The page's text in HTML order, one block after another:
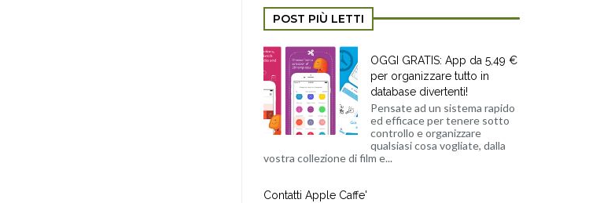
POST PIÙ LETTI
OGGI GRATIS: App da 5,49 €
per organizzare tutto in
database divertenti!
Pensate ad un sistema rapido
ed efficace per tenere sotto
controllo e organizzare
qualsiasi cosa vogliate, dalla
vostra collezione di film e...
Contatti Apple Caffe'